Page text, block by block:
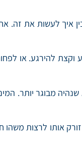
איך לעשות את זה.
וקצת להירגע. או
מבוגר יותר.
אותו לרצות